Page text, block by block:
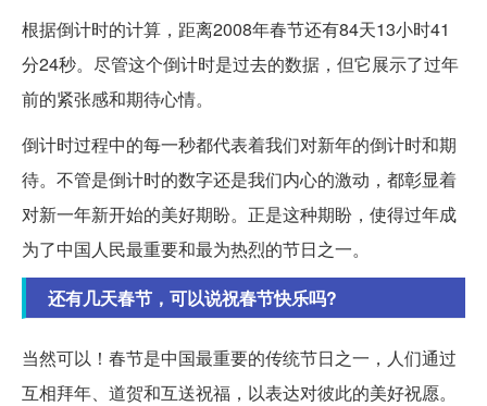
根据倒计时的计算，距离2008年春节还有84天13小时41
分24秒。尽管这个倒计时是过去的数据，但它展示了过年
前的紧张感和期待心情。
倒计时过程中的每一秒都代表着我们对新年的倒计时和期
待。不管是倒计时的数字还是我们内心的激动，都彰显着
对新一年新开始的美好期盼。正是这种期盼，使得过年成
为了中国人民最重要和最为热烈的节日之一。
还有几天春节，可以说祝春节快乐吗?
当然可以！春节是中国最重要的传统节日之一，人们通过
互相拜年、道贺和互送祝福，以表达对彼此的美好祝愿。